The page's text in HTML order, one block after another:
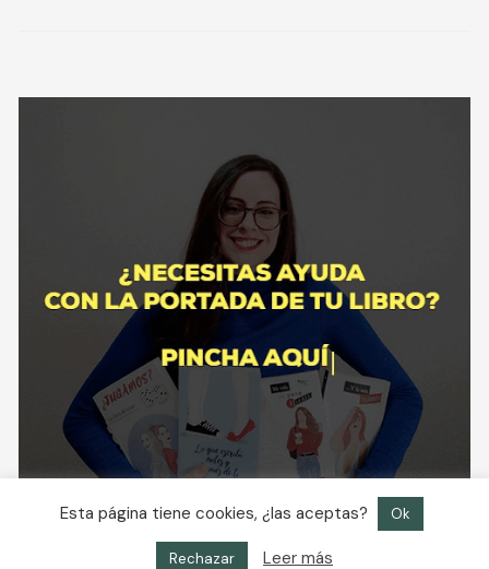
Esta página tiene cookies, ¿las aceptas? Ok
Rechazar Leer más